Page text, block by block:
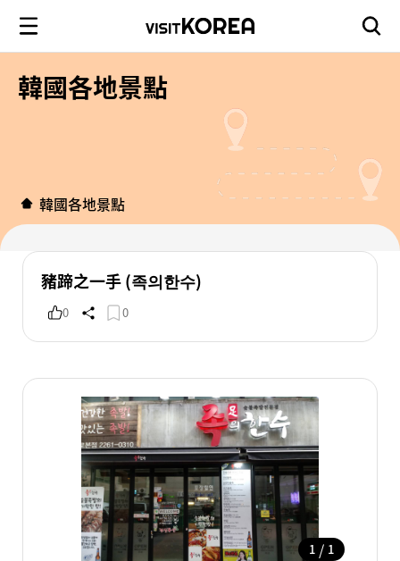
韓國各地景點
韓國各地景點
豬蹄之一手 (족의한수)
0 0
1 / 1